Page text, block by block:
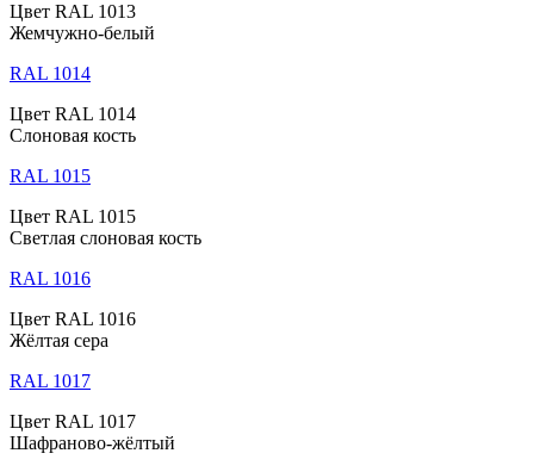
Цвет RAL 1013
Жемчужно-белый
RAL 1014
Цвет RAL 1014
Слоновая кость
RAL 1015
Цвет RAL 1015
Светлая слоновая кость
RAL 1016
Цвет RAL 1016
Жёлтая сера
RAL 1017
Цвет RAL 1017
Шафраново-жёлтый